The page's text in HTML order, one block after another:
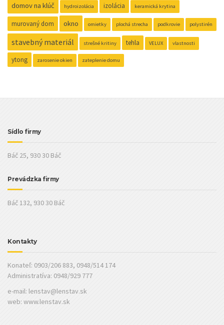
domov na klúč hydroizolácia izolácia keramická krytina
murovaný dom okno omietky plochá strecha podkrovie polystirén
stavebný materiál strešné kritiny tehla VELUX vlastnosti
ytong zarosenie okien zateplenie domu
Sídlo firmy
Báč 25, 930 30 Báč
Prevádzka firmy
Báč 132, 930 30 Báč
Kontakty
Konateľ: 0903/206 883, 0948/514 174
Administratíva: 0948/929 777
e-mail: lenstav@lenstav.sk
web: www.lenstav.sk